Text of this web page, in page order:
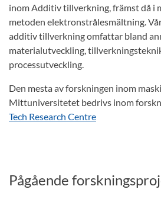
inom Additiv tillverkning, främst då i
metoden elektronstrålesmältning.
additiv tillverkning omfattar bland
materialutveckling,
processutveckling.
Den mesta av forskningen inom
Mittuniversitetet bedrivs inom
Tech Research Centre
Pågående